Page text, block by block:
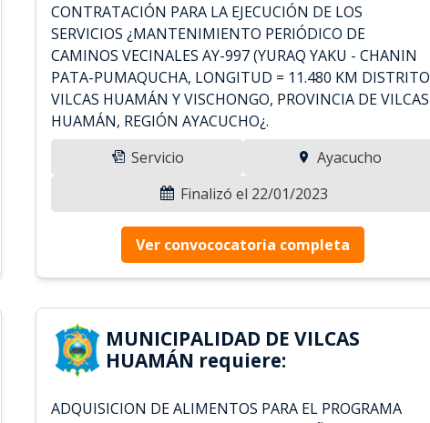
CONTRATACIÓN PARA LA EJECUCIÓN DE LOS
SERVICIOS ¿MANTENIMIENTO PERIÓDICO DE
CAMINOS VECINALES AY-997 (YURAQ YAKU - CHANIN
PATA-PUMAQUCHA, LONGITUD = 11.480 KM DISTRITO
VILCAS HUAMÁN Y VISCHONGO, PROVINCIA DE VILCAS
HUAMÁN, REGIÓN AYACUCHO¿.
Servicio
Ayacucho
Finalizó el 22/01/2023
Ver convococatoria completa
MUNICIPALIDAD DE VILCAS
HUAMÁN requiere:
ADQUISICION DE ALIMENTOS PARA EL PROGRAMA